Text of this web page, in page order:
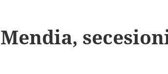
Mendia,